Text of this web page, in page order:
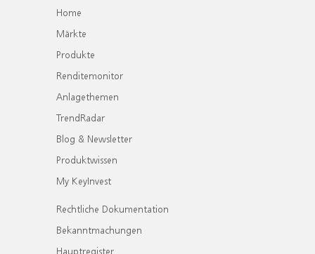
Home
Märkte
Produkte
Renditemonitor
Anlagethemen
TrendRadar
Blog & Newsletter
Produktwissen
My KeyInvest
Rechtliche Dokumentation
Bekanntmachungen
Hauptregister